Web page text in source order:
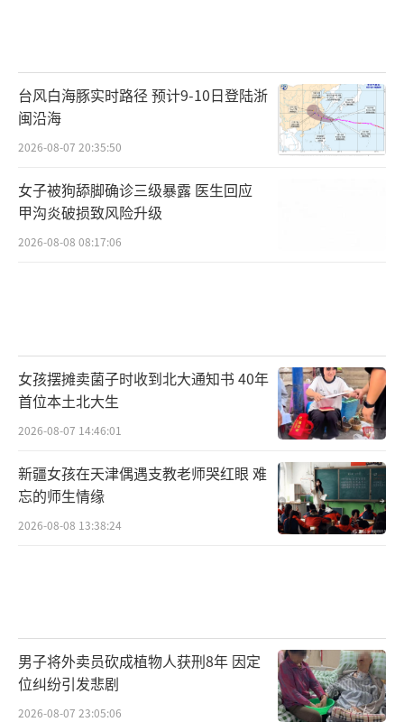
对此，小米服务部门相关负责人在接受采
访时仅表示：“升级后的电池在安全标准和循
环寿命上均优于原厂电池，容量提升幅度经过
严格测试，保证用户可感知。”但对于具体数
字，对方仍以“商业机密”为由未予透露。
任编辑：0882）
台风白海豚实时路径 预计9-10日登陆浙
闽沿海
2026-08-07 20:35:50
女子被狗舔脚确诊三级暴露 医生回应
甲沟炎破损致风险升级
2026-08-08 08:17:06
女孩摆摊卖菌子时收到北大通知书 40年
首位本土北大生
2026-08-07 14:46:01
新疆女孩在天津偶遇支教老师哭红眼 难
忘的师生情缘
2026-08-08 13:38:24
男子将外卖员砍成植物人获刑8年 因定
位纠纷引发悲剧
2026-08-07 23:05:06